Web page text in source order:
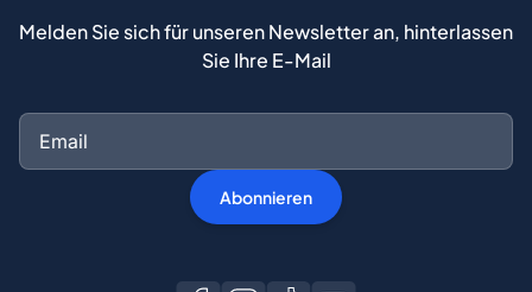
Melden Sie sich für unseren Newsletter an, hinterlassen
Sie Ihre E-Mail
Abonnieren